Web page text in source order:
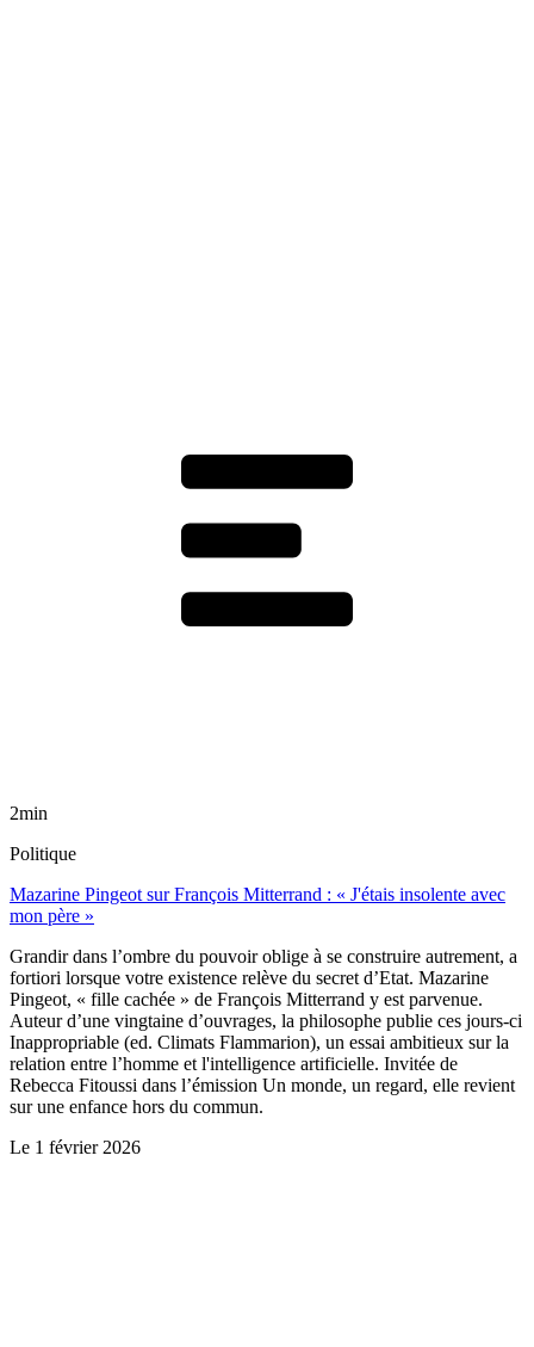
2min
Politique
Mazarine Pingeot sur François Mitterrand : « J'étais insolente avec
mon père »
Grandir dans l’ombre du pouvoir oblige à se construire autrement, a
fortiori lorsque votre existence relève du secret d’Etat. Mazarine
Pingeot, « fille cachée » de François Mitterrand y est parvenue.
Auteur d’une vingtaine d’ouvrages, la philosophe publie ces jours-ci
Inappropriable (ed. Climats Flammarion), un essai ambitieux sur la
relation entre l’homme et l'intelligence artificielle. Invitée de
Rebecca Fitoussi dans l’émission Un monde, un regard, elle revient
sur une enfance hors du commun.
Le 1 février 2026